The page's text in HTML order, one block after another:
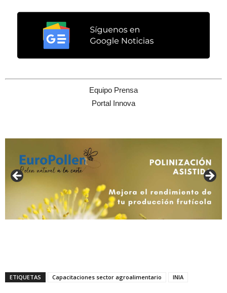
Equipo Prensa
Portal Innova
ETIQUETAS Capacitaciones sector agroalimentario INIA